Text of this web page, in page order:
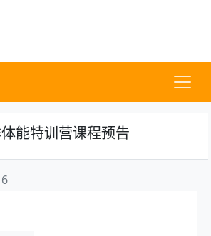
能特训营课程预告